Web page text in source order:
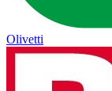
Olivetti